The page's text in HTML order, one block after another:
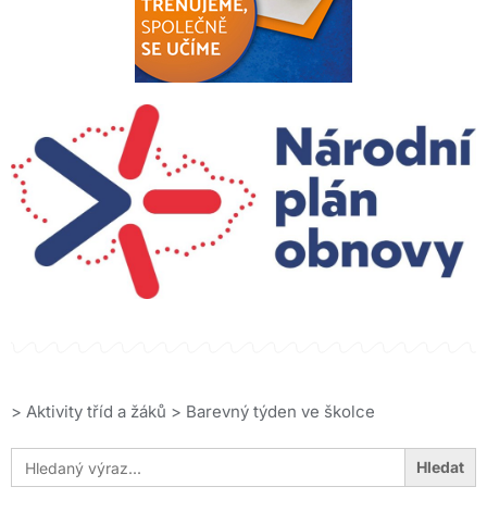
> Aktivity tříd a žáků > Barevný týden ve školce
Search
for: